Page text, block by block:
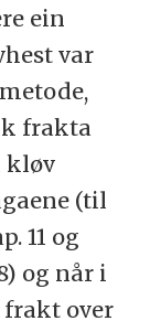
ein
var
frakta
kløv
(til
11 og
og når i
over